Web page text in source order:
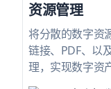
资源管理
将分散的数字资
链接、PDF、以
理，实现数字资